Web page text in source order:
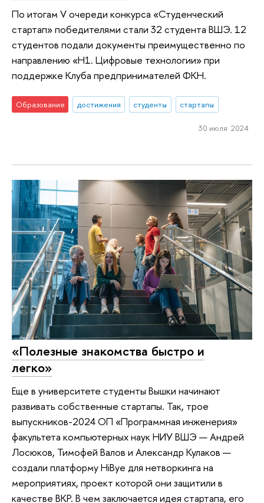
По итогам V очереди конкурса «Студенческий
стартап» победителями стали 32 студента ВШЭ. 12
студентов подали документы преимущественно по
направлению «Н1. Цифровые технологии» при
поддержке Клуба предпринимателей ФКН.
Образование достижения студенты стартапы
30 июля 2024
«Полезные знакомства быстро и
легко»
Еще в университете студенты Вышки начинают
развивать собственные стартапы. Так, трое
выпускников-2024 ОП «Программная инженерия»
факультета компьютерных наук НИУ ВШЭ — Андрей
Лосюков, Тимофей Валов и Александр Кулаков —
создали платформу HiBye для нетворкинга на
мероприятиях, проект которой они защитили в
качестве ВКР. В чем заключается идея стартапа, его